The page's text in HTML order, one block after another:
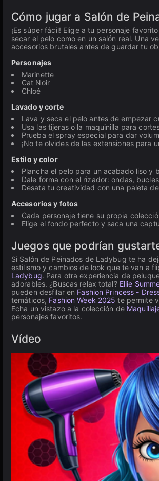
Cómo jugar a Salón de
¡Es súper fácil! Elige a tu personaje
secar el pelo como en un salón real. Una
accesorios brutales antes de guardar tu
Personajes
Marinette
Cat Noir
Chloé
Lavado y corte
Lava y seca el pelo antes de empezar
Usa las tijeras o la maquinilla para
Prueba el spray especial para dar
¡No te olvides de las extensiones para
Estilo y color
Plancha el pelo para un acabado liso y
Dale forma con el rizador: ondas,
Desata tu creatividad con una paleta
Accesorios y fotos
Cada personaje tiene su propia
Elige el fondo perfecto y saca una
Juegos que podrían
Si Salón de Peinados de Ladybug te ha
estilismo y cambios de look que te van a
Ladybug. Para otra experiencia de
adorables. ¿Buscas relax total? Ellie
pueden desfilar en Fashion Princess -
temáticos, Fashion Week 2025 te permite
Echa un vistazo a la colección de
personajes favoritos.
Vídeo